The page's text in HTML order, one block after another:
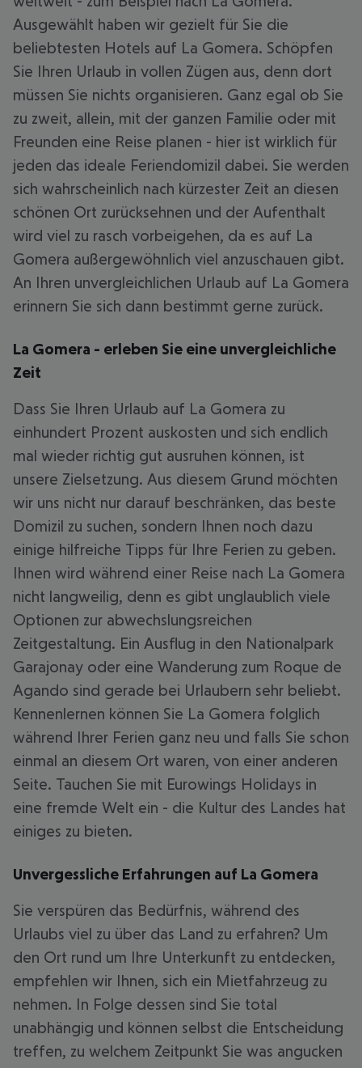
Ausgewählt haben wir gezielt für Sie die
beliebtesten Hotels auf La Gomera. Schöpfen
Sie Ihren Urlaub in vollen Zügen aus, denn dort
müssen Sie nichts organisieren. Ganz egal ob Sie
zu zweit, allein, mit der ganzen Familie oder mit
Freunden eine Reise planen - hier ist wirklich für
jeden das ideale Feriendomizil dabei. Sie werden
sich wahrscheinlich nach kürzester Zeit an diesen
schönen Ort zurücksehnen und der Aufenthalt
wird viel zu rasch vorbeigehen, da es auf La
Gomera außergewöhnlich viel anzuschauen gibt.
An Ihren unvergleichlichen Urlaub auf La Gomera
erinnern Sie sich dann bestimmt gerne zurück.
La Gomera - erleben Sie eine unvergleichliche
Zeit
Dass Sie Ihren Urlaub auf La Gomera zu
einhundert Prozent auskosten und sich endlich
mal wieder richtig gut ausruhen können, ist
unsere Zielsetzung. Aus diesem Grund möchten
wir uns nicht nur darauf beschränken, das beste
Domizil zu suchen, sondern Ihnen noch dazu
einige hilfreiche Tipps für Ihre Ferien zu geben.
Ihnen wird während einer Reise nach La Gomera
nicht langweilig, denn es gibt unglaublich viele
Optionen zur abwechslungsreichen
Zeitgestaltung. Ein Ausflug in den Nationalpark
Garajonay oder eine Wanderung zum Roque de
Agando sind gerade bei Urlaubern sehr beliebt.
Kennenlernen können Sie La Gomera folglich
während Ihrer Ferien ganz neu und falls Sie schon
einmal an diesem Ort waren, von einer anderen
Seite. Tauchen Sie mit Eurowings Holidays in
eine fremde Welt ein - die Kultur des Landes hat
einiges zu bieten.
Unvergessliche Erfahrungen auf La Gomera
Sie verspüren das Bedürfnis, während des
Urlaubs viel zu über das Land zu erfahren? Um
den Ort rund um Ihre Unterkunft zu entdecken,
empfehlen wir Ihnen, sich ein Mietfahrzeug zu
nehmen. In Folge dessen sind Sie total
unabhängig und können selbst die Entscheidung
treffen, zu welchem Zeitpunkt Sie was angucken